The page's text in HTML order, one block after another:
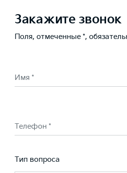
Закажите звонок
Поля, отмеченные *,
Имя *
Телефон *
Тип вопроса